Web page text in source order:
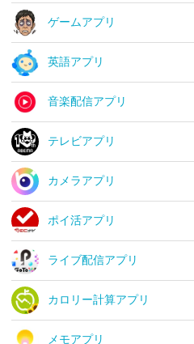
ゲームアプリ
英語アプリ
音楽配信アプリ
テレビアプリ
カメラアプリ
ポイ活アプリ
ライブ配信アプリ
カロリー計算アプリ
メモアプリ